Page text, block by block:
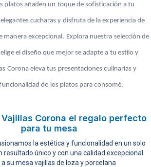
platos añaden un toque de sofisticación a tu
cucharas y disfruta de la experiencia de
manera excepcional. Explora nuestra selección de
el diseño que mejor se adapte a tu estilo y
Corona eleva tus presentaciones culinarias y
de los platos para consomé.
Vajillas Corona el regalo perfecto
para tu mesa
la estética y funcionalidad en un solo
resultado único y con una calidad excepcional
su mesa vajillas de loza y porcelana